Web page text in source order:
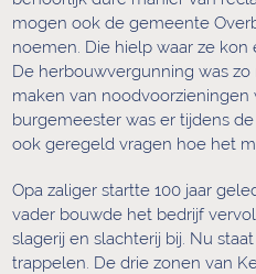
mogen ook de gemeente
noemen. Die hielp waar ze
De herbouwvergunning was
maken van
burgemeester was er tijdens
ook geregeld vragen hoe het
Opa zaliger startte 100 jaar
vader bouwde het bedrijf
slagerij en slachterij bij. Nu
trappelen. De drie zonen van